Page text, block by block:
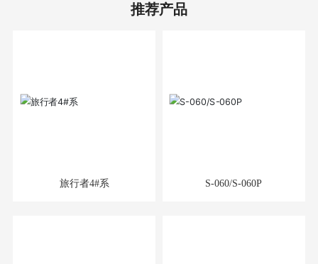
推荐产品
旅行者4#系 S-060/S-060P